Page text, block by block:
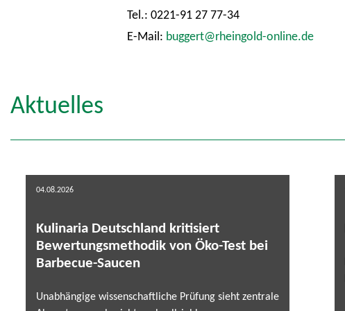
Tel.: 0221-91 27 77-34
E-Mail: buggert@rheingold-online.de
Aktuelles
04.08.2026
Kulinaria Deutschland kritisiert
Bewertungsmethodik von Öko-Test bei
Barbecue-Saucen
Unabhängige wissenschaftliche Prüfung sieht zentrale